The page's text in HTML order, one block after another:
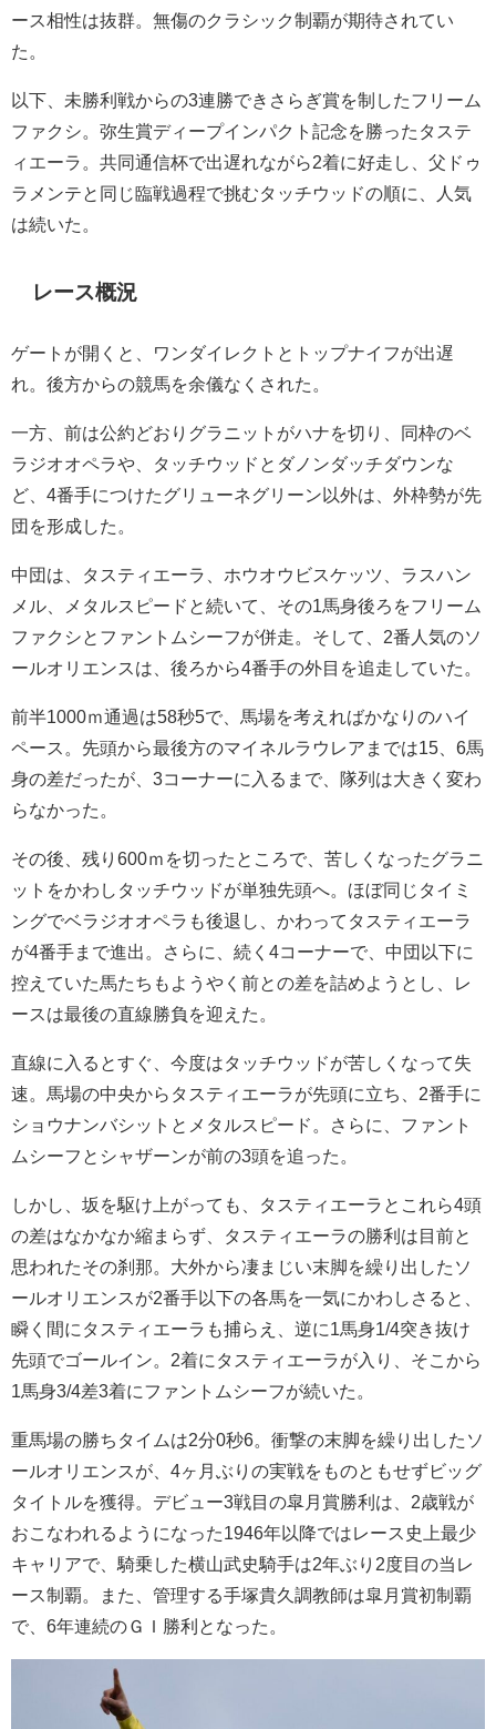
ース相性は抜群。無傷のクラシック制覇が期待されてい
た。
以下、未勝利戦からの3連勝できさらぎ賞を制したフリーム
ファクシ。弥生賞ディープインパクト記念を勝ったタステ
ィエーラ。共同通信杯で出遅れながら2着に好走し、父ドゥ
ラメンテと同じ臨戦過程で挑むタッチウッドの順に、人気
は続いた。
レース概況
ゲートが開くと、ワンダイレクトとトップナイフが出遅
れ。後方からの競馬を余儀なくされた。
一方、前は公約どおりグラニットがハナを切り、同枠のベ
ラジオオペラや、タッチウッドとダノンダッチダウンな
ど、4番手につけたグリューネグリーン以外は、外枠勢が先
団を形成した。
中団は、タスティエーラ、ホウオウビスケッツ、ラスハン
メル、メタルスピードと続いて、その1馬身後ろをフリーム
ファクシとファントムシーフが併走。そして、2番人気のソ
ールオリエンスは、後ろから4番手の外目を追走していた。
前半1000ｍ通過は58秒5で、馬場を考えればかなりのハイ
ペース。先頭から最後方のマイネルラウレアまでは15、6馬
身の差だったが、3コーナーに入るまで、隊列は大きく変わ
らなかった。
その後、残り600ｍを切ったところで、苦しくなったグラニ
ットをかわしタッチウッドが単独先頭へ。ほぼ同じタイミ
ングでベラジオオペラも後退し、かわってタスティエーラ
が4番手まで進出。さらに、続く4コーナーで、中団以下に
控えていた馬たちもようやく前との差を詰めようとし、レ
ースは最後の直線勝負を迎えた。
直線に入るとすぐ、今度はタッチウッドが苦しくなって失
速。馬場の中央からタスティエーラが先頭に立ち、2番手に
ショウナンバシットとメタルスピード。さらに、ファント
ムシーフとシャザーンが前の3頭を追った。
しかし、坂を駆け上がっても、タスティエーラとこれら4頭
の差はなかなか縮まらず、タスティエーラの勝利は目前と
思われたその刹那。大外から凄まじい末脚を繰り出したソ
ールオリエンスが2番手以下の各馬を一気にかわしさると、
瞬く間にタスティエーラも捕らえ、逆に1馬身1/4突き抜け
先頭でゴールイン。2着にタスティエーラが入り、そこから
1馬身3/4差3着にファントムシーフが続いた。
重馬場の勝ちタイムは2分0秒6。衝撃の末脚を繰り出したソ
ールオリエンスが、4ヶ月ぶりの実戦をものともせずビッグ
タイトルを獲得。デビュー3戦目の皐月賞勝利は、2歳戦が
おこなわれるようになった1946年以降ではレース史上最少
キャリアで、騎乗した横山武史騎手は2年ぶり2度目の当レ
ース制覇。また、管理する手塚貴久調教師は皐月賞初制覇
で、6年連続のＧＩ勝利となった。